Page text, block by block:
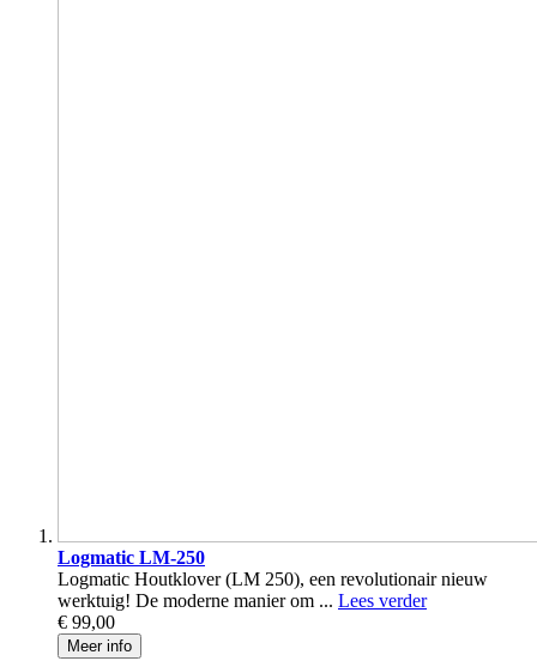
Logmatic LM-250
Logmatic Houtklover (LM 250), een revolutionair nieuw
werktuig! De moderne manier om ... Lees verder
€ 99,00
Meer info